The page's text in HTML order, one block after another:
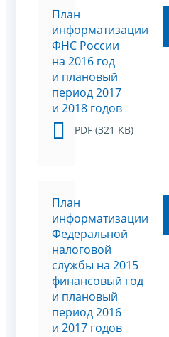
План
информатизации
ФНС России
на 2016 год
и плановый
период 2017
и 2018 годов
PDF (321 KB)
План
информатизации
Федеральной
налоговой
службы на 2015
финансовый год
и плановый
период 2016
и 2017 годов